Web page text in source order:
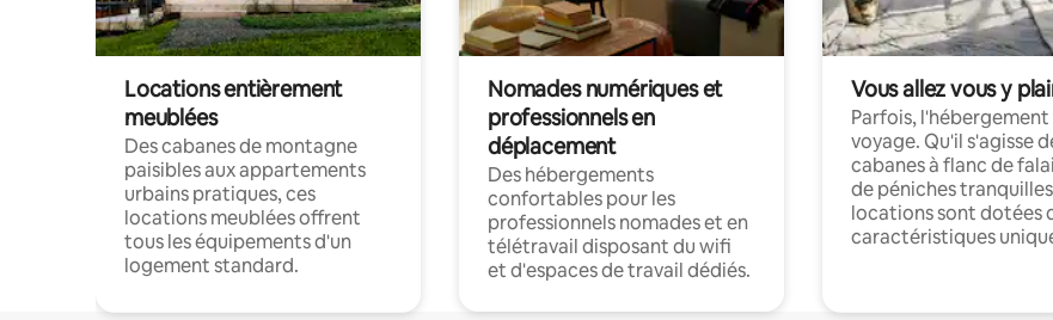
Locations entièrement
meublées
Des cabanes de montagne
paisibles aux appartements
urbains pratiques, ces
locations meublées offrent
tous les équipements d'un
logement standard.
Nomades numériques et
professionnels en
déplacement
Des hébergements
confortables pour les
professionnels nomades et en
télétravail disposant du wifi
et d'espaces de travail dédiés.
Vous allez vous y
Parfois,
voyage. Qu'il s'agisse
cabanes à flanc de
de péniches
locations sont dotées
caractéristiques